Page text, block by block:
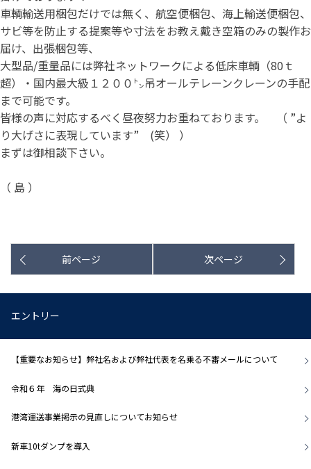
車輌輸送用梱包だけでは無く、航空便梱包、海上輸送便梱包、
サビ等を防止する提案等や寸法をお教え戴き空箱のみの製作お
届け、出張梱包等、
大型品/重量品には弊社ネットワークによる低床車輌（80ｔ
超）・国内最大級１２００㌧吊オールテレーンクレーンの手配
まで可能です。
皆様の声に対応するべく昼夜努力お重ねております。 （ ”よ
り大げさに表現しています” (笑） ）
まずは御相談下さい。
（ 島 ）
前ページ 次ページ
エントリー
【重要なお知らせ】弊社名および弊社代表を名乗る不審メールについて
令和６年 海の日式典
港湾運送事業掲示の見直しについてお知らせ
新車10tダンプを導入